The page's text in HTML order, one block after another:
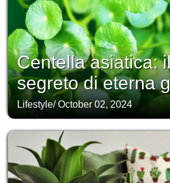
Centella asiatica:
segreto di eterna
Lifestyle/October 02, 2024